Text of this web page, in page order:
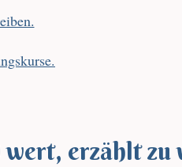
erzählt zu